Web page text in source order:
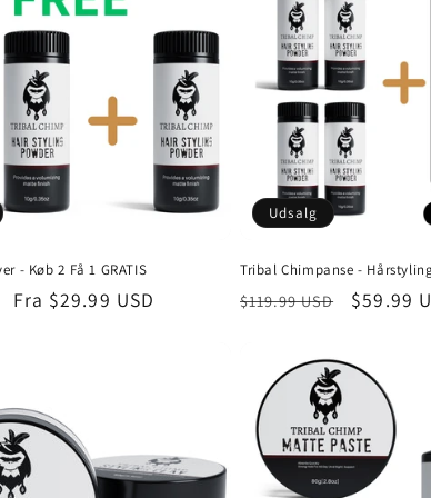
- Køb 2 Få 1 GRATIS
Udsalgspris
Fra $29.99 USD
Udsalg
Tribal Chimpanse -
Normalpris
$119.99 USD $59.99